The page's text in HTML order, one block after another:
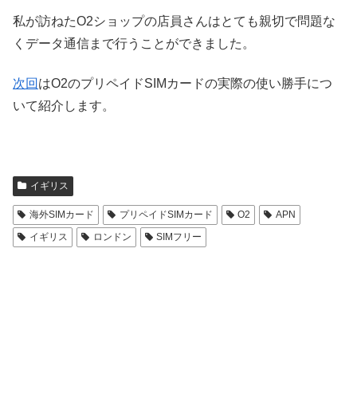
私が訪ねたO2ショップの店員さんはとても親切で問題な
くデータ通信まで行うことができました。
次回 はO2のプリペイドSIMカードの実際の使い勝手につ
いて紹介します。
イギリス
海外SIMカード プリペイドSIMカード O2
APN
イギリス
ロンドン SIMフリー